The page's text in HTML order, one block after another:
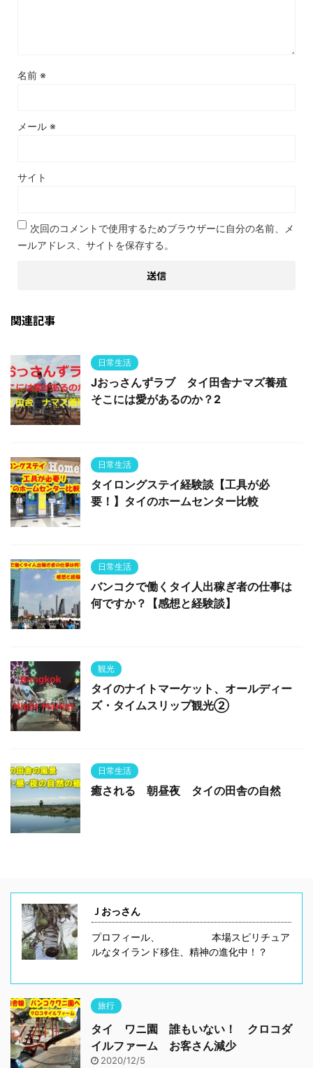
名前 ※
メール ※
サイト
次回のコメントで使用するためブラウザーに自分の名前、メ
ールアドレス、サイトを保存する。
関連記事
日常生活
Jおっさんずラブ タイ田舎ナマズ養殖
そこには愛があるのか？2
日常生活
タイロングステイ経験談【工具が必
要！】タイのホームセンター比較
日常生活
バンコクで働くタイ人出稼ぎ者の仕事は
何ですか？【感想と経験談】
観光
タイのナイトマーケット、オールディー
ズ・タイムスリップ観光②
日常生活
癒される 朝昼夜 タイの田舎の自然
Ｊおっさん
プロフィール、 本場スピリチュア
ルなタイランド移住、精神の進化中！？
旅行
タイ ワニ園 誰もいない！ クロコダ
イルファーム お客さん減少
2020/12/5